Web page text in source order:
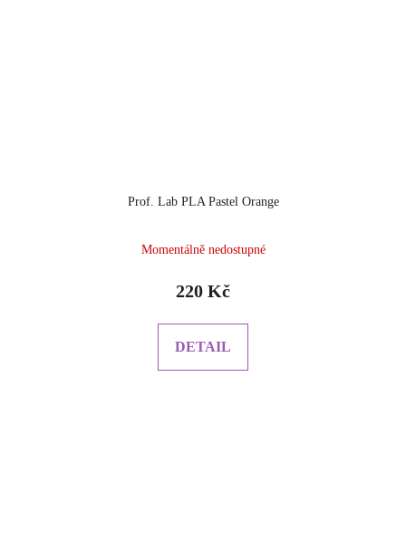
Prof. Lab PLA Pastel Orange
Momentálně nedostupné
220 Kč
DETAIL